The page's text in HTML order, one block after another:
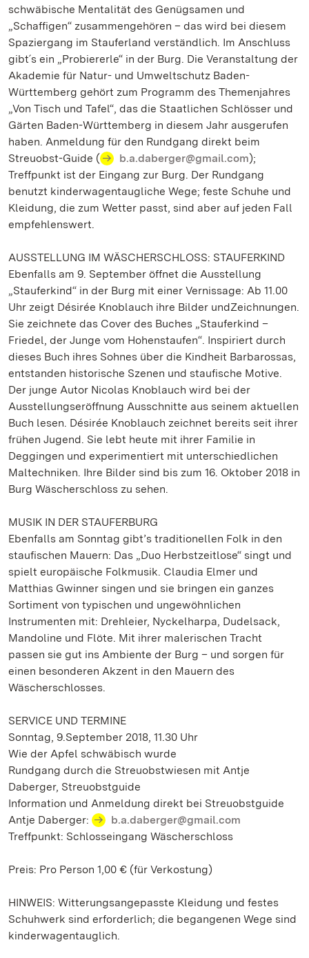
schwäbische Mentalität des Genügsamen und
„Schaffigen“ zusammengehören – das wird bei diesem
Spaziergang im Stauferland verständlich. Im Anschluss
gibt´s ein „Probiererle“ in der Burg. Die Veranstaltung der
Akademie für Natur- und Umweltschutz Baden-
Württemberg gehört zum Programm des Themenjahres
„Von Tisch und Tafel“, das die Staatlichen Schlösser und
Gärten Baden-Württemberg in diesem Jahr ausgerufen
haben. Anmeldung für den Rundgang direkt beim
Streuobst-Guide (
b.a.daberger@gmail.com);
Treffpunkt ist der Eingang zur Burg. Der Rundgang
benutzt kinderwagentaugliche Wege; feste Schuhe und
Kleidung, die zum Wetter passt, sind aber auf jeden Fall
empfehlenswert.
AUSSTELLUNG IM WÄSCHERSCHLOSS: STAUFERKIND
Ebenfalls am 9. September öffnet die Ausstellung
„Stauferkind“ in der Burg mit einer Vernissage: Ab 11.00
Uhr zeigt Désirée Knoblauch ihre Bilder undZeichnungen.
Sie zeichnete das Cover des Buches „Stauferkind –
Friedel, der Junge vom Hohenstaufen“. Inspiriert durch
dieses Buch ihres Sohnes über die Kindheit Barbarossas,
entstanden historische Szenen und staufische Motive.
Der junge Autor Nicolas Knoblauch wird bei der
Ausstellungseröffnung Ausschnitte aus seinem aktuellen
Buch lesen. Désirée Knoblauch zeichnet bereits seit ihrer
frühen Jugend. Sie lebt heute mit ihrer Familie in
Deggingen und experimentiert mit unterschiedlichen
Maltechniken. Ihre Bilder sind bis zum 16. Oktober 2018 in
Burg Wäscherschloss zu sehen.
MUSIK IN DER STAUFERBURG
Ebenfalls am Sonntag gibt’s traditionellen Folk in den
staufischen Mauern: Das „Duo Herbstzeitlose“ singt und
spielt europäische Folkmusik. Claudia Elmer und
Matthias Gwinner singen und sie bringen ein ganzes
Sortiment von typischen und ungewöhnlichen
Instrumenten mit: Drehleier, Nyckelharpa, Dudelsack,
Mandoline und Flöte. Mit ihrer malerischen Tracht
passen sie gut ins Ambiente der Burg – und sorgen für
einen besonderen Akzent in den Mauern des
Wäscherschlosses.
SERVICE UND TERMINE
Sonntag, 9.September 2018, 11.30 Uhr
Wie der Apfel schwäbisch wurde
Rundgang durch die Streuobstwiesen mit Antje
Daberger, Streuobstguide
Information und Anmeldung direkt bei Streuobstguide
Antje Daberger:
b.a.daberger@gmail.com
Treffpunkt: Schlosseingang Wäscherschloss
Preis: Pro Person 1,00 € (für Verkostung)
HINWEIS: Witterungsangepasste Kleidung und festes
Schuhwerk sind erforderlich; die begangenen Wege sind
kinderwagentauglich.